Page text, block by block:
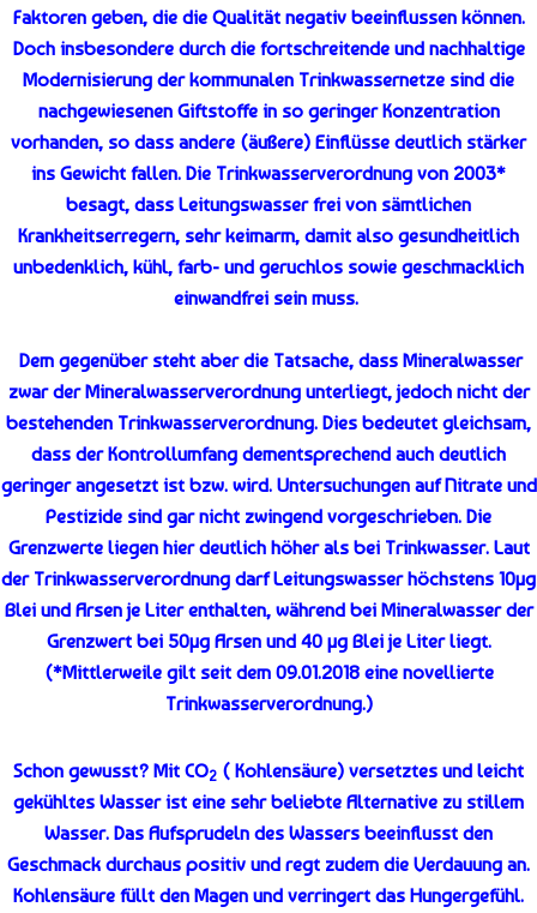
Faktoren geben, die die Qualität negativ beeinflussen können.
Doch insbesondere durch die fortschreitende und nachhaltige
Modernisierung der kommunalen Trinkwassernetze sind die
nachgewiesenen Giftstoffe in so geringer Konzentration
vorhanden, so dass andere (äußere) Einflüsse deutlich stärker
ins Gewicht fallen. Die Trinkwasserverordnung von 2003*
besagt, dass Leitungswasser frei von sämtlichen
Krankheitserregern, sehr keimarm, damit also gesundheitlich
unbedenklich, kühl, farb- und geruchlos sowie geschmacklich
einwandfrei sein muss.
Dem gegenüber steht aber die Tatsache, dass Mineralwasser
zwar der Mineralwasserverordnung unterliegt, jedoch nicht der
bestehenden Trinkwasserverordnung. Dies bedeutet gleichsam,
dass der Kontrollumfang dementsprechend auch deutlich
geringer angesetzt ist bzw. wird. Untersuchungen auf Nitrate und
Pestizide sind gar nicht zwingend vorgeschrieben. Die
Grenzwerte liegen hier deutlich höher als bei Trinkwasser. Laut
der Trinkwasserverordnung darf Leitungswasser höchstens 10µg
Blei und Arsen je Liter enthalten, während bei Mineralwasser der
Grenzwert bei 50µg Arsen und 40 µg Blei je Liter liegt.
(*Mittlerweile gilt seit dem 09.01.2018 eine novellierte
Trinkwasserverordnung.)
Schon gewusst? Mit CO2 ( Kohlensäure) versetztes und leicht
gekühltes Wasser ist eine sehr beliebte Alternative zu stillem
Wasser. Das Aufsprudeln des Wassers beeinflusst den
Geschmack durchaus positiv und regt zudem die Verdauung an.
Kohlensäure füllt den Magen und verringert das Hungergefühl.